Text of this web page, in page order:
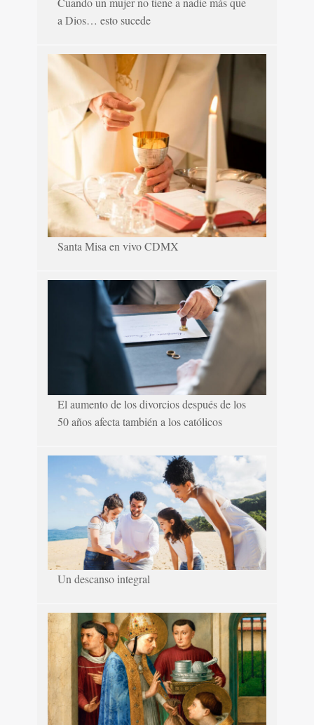
a Dios… esto sucede
Santa Misa en vivo CDMX
El aumento de los divorcios después de los
50 años afecta también a los católicos
Un descanso integral